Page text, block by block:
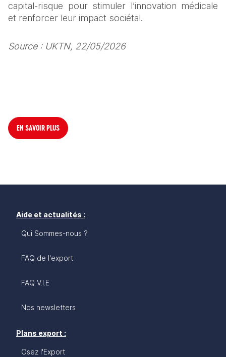
capital-risque pour stimuler l’innovation médicale
et renforcer leur impact sociétal.
Source : UKTN, 22/05/2026
EN SAVOIR PLUS
Aide et actualités :
Qui Sommes-nous ?
FAQ de l'export
FAQ V.I.E
Nos newsletters
Plans export :
Osez l'Export